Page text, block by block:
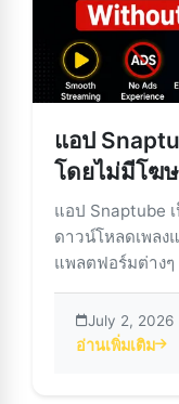
แอป
โดยไม่มีโฆ
แอป Snaptube
ดาวน์โหลดเพลง
แพลตฟอร์มต่างๆ
July 2, 2026
อ่านเพิ่มเติม
about แอป